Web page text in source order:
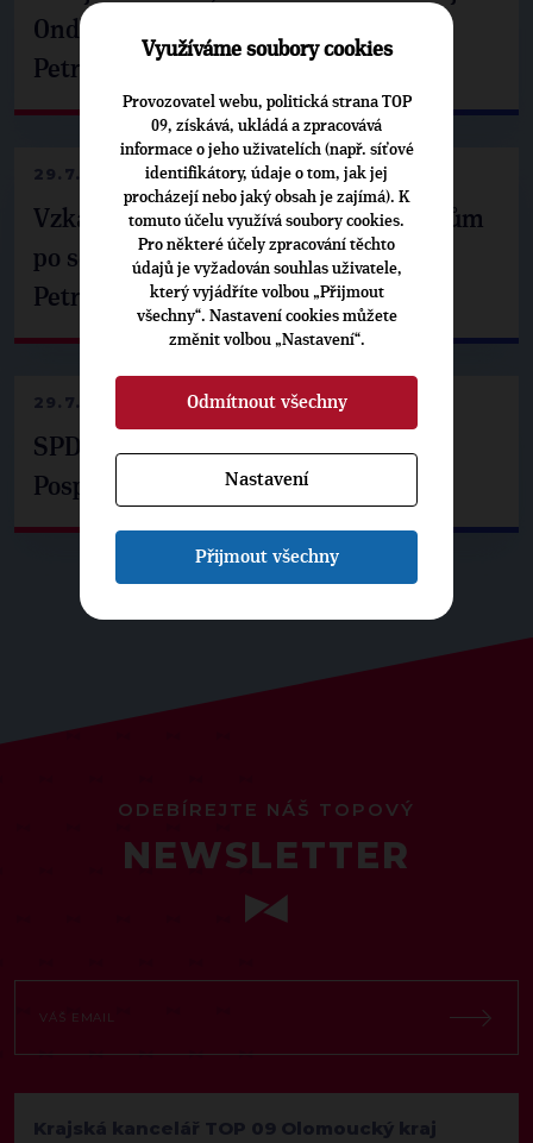
Ondřej Havel jednal s prezidentem
Petrem Pavlem
29.7.2026
Vzkaz Matěje Ondřeje Havla příznivcům
po setkání s prezidentem republiky
Petrem Pavlem
29.7.2026
SPD už není ve zprávě o extremismu.
Pospíšil: Je tu pachuť
ODEBÍREJTE NÁŠ TOPOVÝ
NEWSLETTER
Krajská kancelář TOP 09 Olomoucký kraj
Využíváme soubory cookies
Provozovatel webu, politická strana TOP
09, získává, ukládá a zpracovává
informace o jeho uživatelích (např. síťové
identifikátory, údaje o tom, jak jej
procházejí nebo jaký obsah je zajímá). K
tomuto účelu využívá soubory cookies.
Pro některé účely zpracování těchto
údajů je vyžadován souhlas uživatele,
který vyjádříte volbou „Přijmout
všechny“. Nastavení cookies můžete
změnit volbou „Nastavení“.
Odmítnout všechny
Nastavení
Přijmout všechny